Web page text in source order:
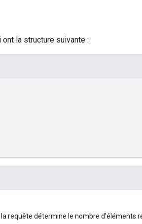
la structure suivante :
requête détermine le nombre d'éléments